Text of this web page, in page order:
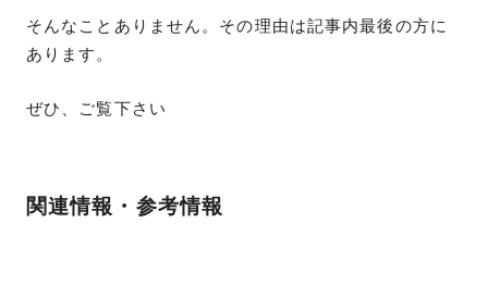
そんなことありません。その理由は記事内最後の方に
あります。
ぜひ、ご覧下さい
関連情報・参考情報